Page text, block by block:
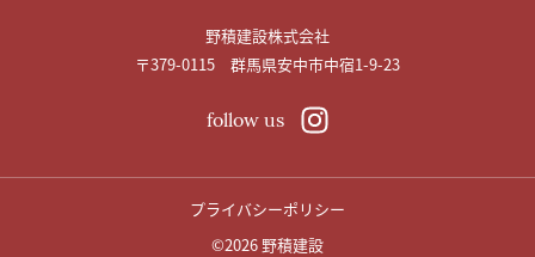
野積建設株式会社
〒379-0115 群馬県安中市中宿1-9-23
follow us
プライバシーポリシー
©2026 野積建設